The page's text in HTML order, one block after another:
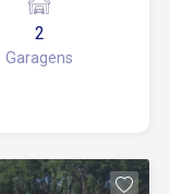
de festas.
2
Garagens